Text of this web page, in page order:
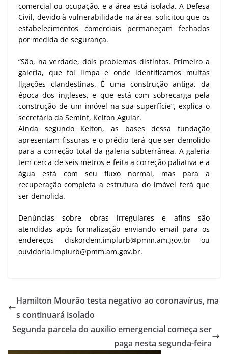
comercial ou ocupação, e a área está isolada. A Defesa
Civil, devido à vulnerabilidade na área, solicitou que os
estabelecimentos comerciais permaneçam fechados
por medida de segurança.
“São, na verdade, dois problemas distintos. Primeiro a
galeria, que foi limpa e onde identificamos muitas
ligações clandestinas. É uma construção antiga, da
época dos ingleses, e que está com sobrecarga pela
construção de um imóvel na sua superfície”, explica o
secretário da Seminf, Kelton Aguiar.
Ainda segundo Kelton, as bases dessa fundação
apresentam fissuras e o prédio terá que ser demolido
para a correção total da galeria subterrânea. A galeria
tem cerca de seis metros e feita a correção paliativa e a
água está com seu fluxo normal, mas para a
recuperação completa a estrutura do imóvel terá que
ser demolida.
Denúncias sobre obras irregulares e afins são
atendidas após formalização enviando email para os
endereços diskordem.implurb@pmm.am.gov.br ou
ouvidoria.implurb@pmm.am.gov.br.
Hamilton Mourão testa negativo ao coronavírus, ma
s continuará isolado
Segunda parcela do auxilio emergencial começa ser
paga nesta segunda-feira